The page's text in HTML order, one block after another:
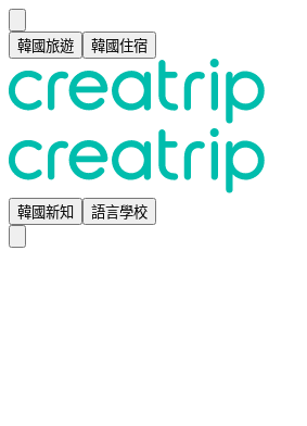
韓國旅遊 韓國住宿
韓國新知 語言學校